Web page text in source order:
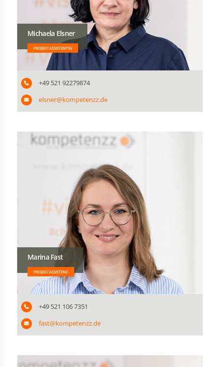
Michaela Elsner
PROJEKTASSISTENTIN
+49 521 92279874
elsner@kompetenzz.de
Marina Fast
PROJEKTASSISTENZ
+49 521 106 7351
fast@kompetenzz.de